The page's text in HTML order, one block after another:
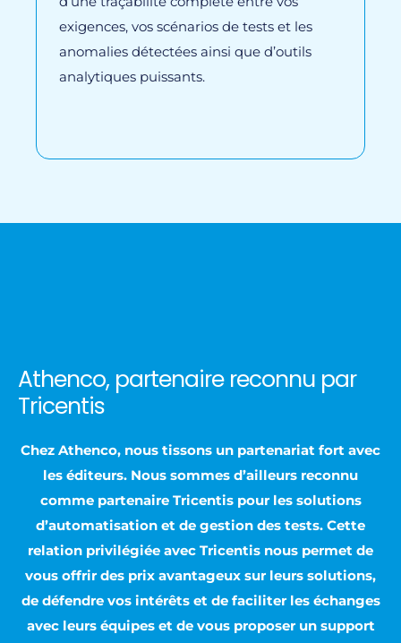
exigences, vos scénarios de tests et les
anomalies détectées ainsi que d’outils
analytiques puissants.
Athenco, partenaire reconnu par
Tricentis
Chez Athenco, nous tissons un partenariat fort avec
les éditeurs. Nous sommes d’ailleurs reconnu
comme partenaire Tricentis pour les solutions
d’automatisation et de gestion des tests. Cette
relation privilégiée avec Tricentis nous permet de
vous offrir des prix avantageux sur leurs solutions,
de défendre vos intérêts et de faciliter les échanges
avec leurs équipes et de vous proposer un support